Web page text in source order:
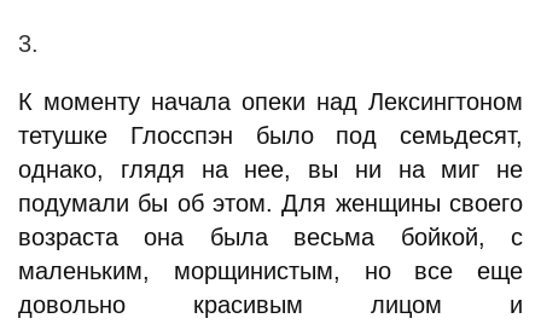
3.
К моменту начала опеки над Лексингтоном
тетушке Глосспэн было под семьдесят,
однако, глядя на нее, вы ни на миг не
подумали бы об этом. Для женщины своего
возраста она была весьма бойкой, с
маленьким, морщинистым, но все еще
довольно красивым лицом и